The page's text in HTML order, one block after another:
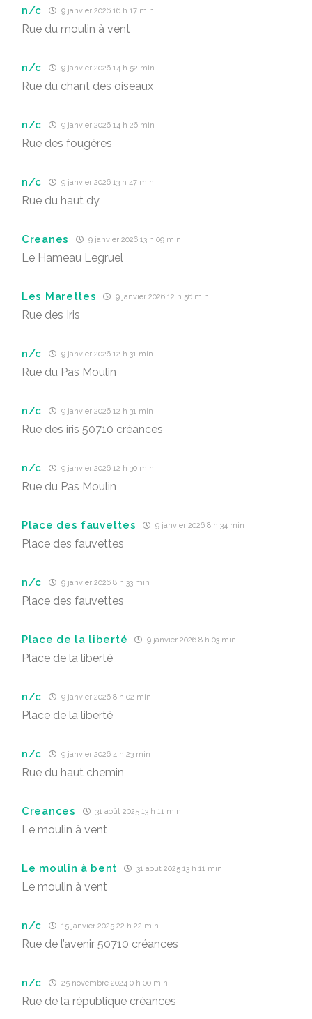
n/c 9 janvier 2026 16 h 17 min
Rue du moulin à vent
n/c 9 janvier 2026 14 h 52 min
Rue du chant des oiseaux
n/c 9 janvier 2026 14 h 26 min
Rue des fougères
n/c 9 janvier 2026 13 h 47 min
Rue du haut dy
Creanes 9 janvier 2026 13 h 09 min
Le Hameau Legruel
Les Marettes 9 janvier 2026 12 h 56 min
Rue des Iris
n/c 9 janvier 2026 12 h 31 min
Rue du Pas Moulin
n/c 9 janvier 2026 12 h 31 min
Rue des iris 50710 créances
n/c 9 janvier 2026 12 h 30 min
Rue du Pas Moulin
Place des fauvettes 9 janvier 2026 8 h 34 min
Place des fauvettes
n/c 9 janvier 2026 8 h 33 min
Place des fauvettes
Place de la liberté 9 janvier 2026 8 h 03 min
Place de la liberté
n/c 9 janvier 2026 8 h 02 min
Place de la liberté
n/c 9 janvier 2026 4 h 23 min
Rue du haut chemin
Creances 31 août 2025 13 h 11 min
Le moulin à vent
Le moulin à bent 31 août 2025 13 h 11 min
Le moulin à vent
n/c 15 janvier 2025 22 h 22 min
Rue de l’avenir 50710 créances
n/c 25 novembre 2024 0 h 00 min
Rue de la république créances